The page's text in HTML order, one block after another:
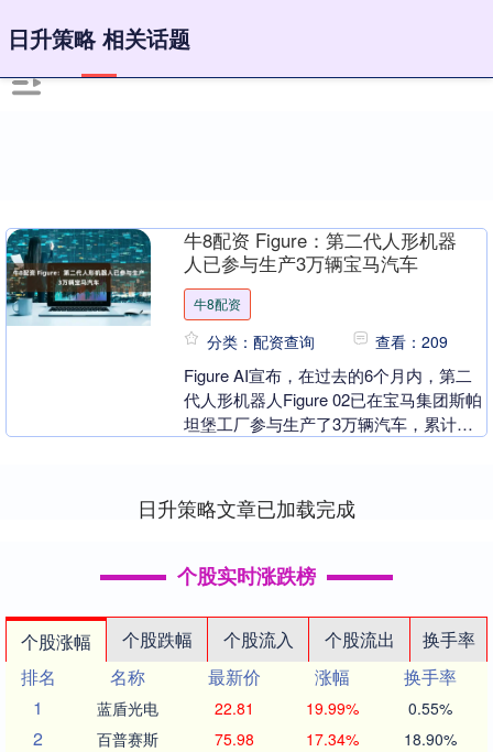
日升策略 相关话题
牛8配资 Figure：第二代人形机器
人已参与生产3万辆宝马汽车
牛8配资
分类：配资查询 查看：209
Figure AI宣布，在过去的6个月内，第二
代人形机器人Figure 02已在宝马集团斯帕
坦堡工厂参与生产了3万辆汽车，累计装
日升策略文章已加载完成
个股实时涨跌榜
个股涨幅 个股跌幅 个股流入 个股流出
换手率
排名
名称 最新价 涨幅
换手率
1
蓝盾光电 22.81 19.99% 0.55%
2 百普赛斯 75.98 17.34% 18.90%